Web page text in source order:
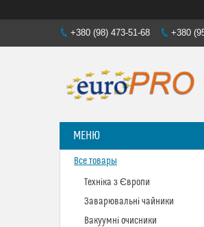
+380 (98) 473-51-68 +380
Все товары
Техніка з Європи
Заварювальні чайники
Вакуумні очисники